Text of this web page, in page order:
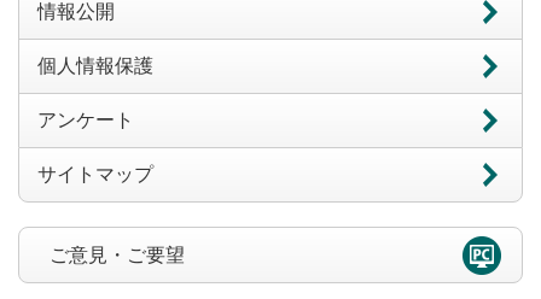
情報公開
個人情報保護
アンケート
サイトマップ
ご意見・ご要望